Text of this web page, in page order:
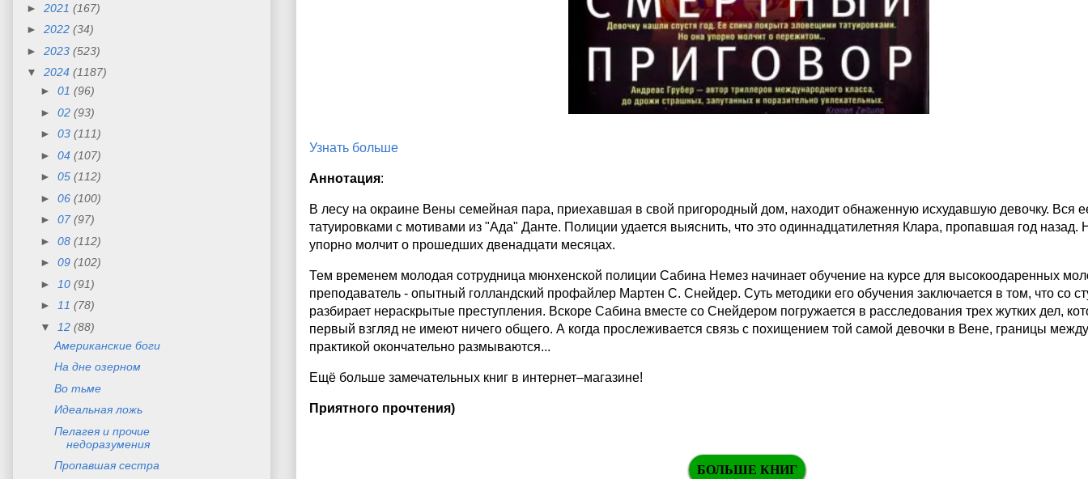
Узнать больше
Аннотация:
В лесу на окраине Вены семейная пара, приехавшая в свой пригородный дом, находит обнаженную исхудавшую девочку. Вся
татуировками с мотивами из "Ада" Данте. Полиции удается выяснить, что это одиннадцатилетняя Клара, пропавшая год назад.
упорно молчит о прошедших двенадцати месяцах.
Тем временем молодая сотрудница мюнхенской полиции Сабина Немез начинает обучение на курсе для высокоодаренных
преподаватель - опытный голландский профайлер Мартен С. Снейдер. Суть методики его обучения заключается в том, что со
разбирает нераскрытые преступления. Вскоре Сабина вместе со Снейдером погружается в расследования трех жутких дел,
первый взгляд не имеют ничего общего. А когда прослеживается связь с похищением той самой девочки в Вене, границы
практикой окончательно размываются...
Ещё больше замечательных книг в интернет–магазине!
Приятного прочтения)
БОЛЬШЕ КНИГ
► 2021 (167)
► 2022 (34)
► 2023 (523)
▼ 2024 (1187)
► 01 (96)
► 02 (93)
► 03 (111)
► 04 (107)
► 05 (112)
► 06 (100)
► 07 (97)
► 08 (112)
► 09 (102)
►
10 (91)
► 11 (78)
▼
12 (88)
Американские боги
На дне озерном
Во тьме
Идеальная ложь
Пелагея и прочие
недоразумения
Пропавшая сестра